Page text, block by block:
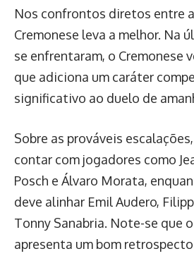
Nos confrontos diretos entre
Cremonese leva a melhor. Na
se enfrentaram, o Cremonese
que adiciona um caráter
significativo ao duelo de
Sobre as prováveis
contar com jogadores como
Posch e Álvaro Morata,
deve alinhar Emil Audero,
Tonny Sanabria. Note-se que
apresenta um bom